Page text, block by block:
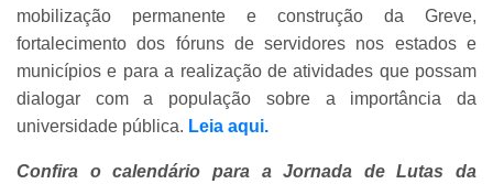
mobilização permanente e construção da Greve,
fortalecimento dos fóruns de servidores nos estados e
municípios e para a realização de atividades que possam
dialogar com a população sobre a importância da
universidade pública. Leia aqui.
Confira o calendário para a Jornada de Lutas da